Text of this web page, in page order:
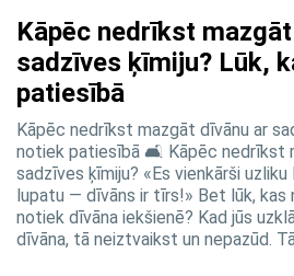
Kāpēc nedrīkst
sadzīves ķīmiju? Lūk,
patiesībā
Kāpēc nedrīkst mazgāt dīvānu ar
notiek patiesībā 🛋️ Kāpēc nedrīkst
sadzīves ķīmiju? «Es vienkārši uzliku
lupatu — dīvāns ir tīrs!» Bet lūk, kas
notiek dīvāna iekšienē? Kad jūs
dīvāna, tā neiztvaikst un nepazūd.